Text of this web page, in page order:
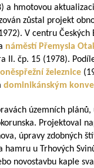
a hmotovou
zůstal projekt
V centru
náměstí Přemysla
II. čp. 15 (1978).
železnice
dominikánským
územních
Projektoval
úpravy zdobných
hamru u Trhových
novostavbu kaple